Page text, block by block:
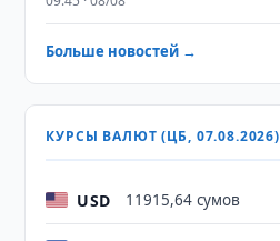
Больше новостей →
КУРСЫ ВАЛЮТ (ЦБ, 07.08.2026)
USD 11915,64 сумов